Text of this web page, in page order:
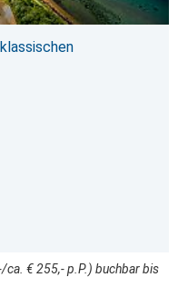
€ 255,- p.P.) buchbar bis